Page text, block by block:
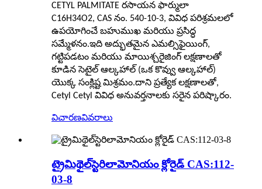
CETYL PALMITATE రసాయన ఫార్ములా
C16H34O2, CAS నం. 540-10-3, వివిధ పరిశ్రమలలో
ఉపయోగించే బహుముఖ మరియు ప్రసిద్ధ
సమ్మేళనం.ఇది అద్భుతమైన ఎమల్సిఫైయింగ్,
గట్టిపడటం మరియు మాయిశ్చరైజింగ్ లక్షణాలతో
కూడిన సెటైల్ ఆల్కహాల్ (ఒక కొవ్వు ఆల్కహాల్)
యొక్క సంక్లిష్ట మిశ్రమం.దాని ప్రత్యేక లక్షణాలతో,
Cetyl Cetyl వివిధ అనువర్తనాలకు సరైన పరిష్కారం.
విచారణవివరాలు
ట్రైమిథైల్‌స్టెరిలామోనియం క్లోరైడ్ CAS:112-
03-8